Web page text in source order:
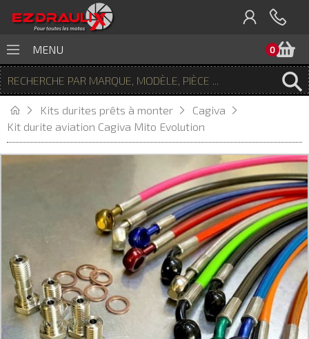
0
MENU
Kits durites prêts à monter
Cagiva
Kit durite aviation Cagiva Mito Evolution